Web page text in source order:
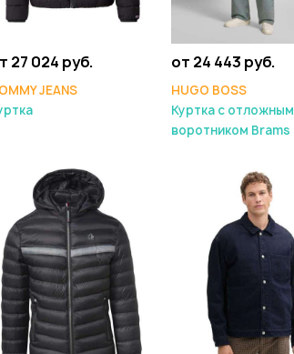
27 024 руб.
JEANS
от 24 443 руб.
HUGO BOSS
Куртка с отложным
воротником Brams